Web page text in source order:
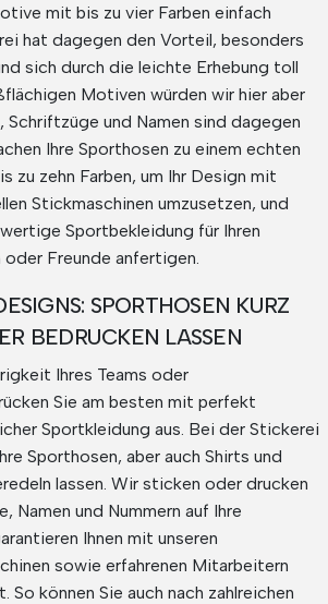
mit bis zu vier Farben einfach
hat dagegen den Vorteil, besonders
sich durch die leichte Erhebung toll
Motiven würden wir hier aber
Schriftzüge und Namen sind dagegen
Ihre Sporthosen zu einem echten
zu zehn Farben, um Ihr Design mit
Stickmaschinen umzusetzen, und
Sportbekleidung für Ihren
Freunde anfertigen.
SPORTHOSEN KURZ
BEDRUCKEN LASSEN
Ihres Teams oder
Sie am besten mit perfekt
Sportkleidung aus. Bei der Stickerei
Sporthosen, aber auch Shirts und
lassen. Wir sticken oder drucken
Namen und Nummern auf Ihre
Ihnen mit unseren
sowie erfahrenen Mitarbeitern
können Sie auch nach zahlreichen